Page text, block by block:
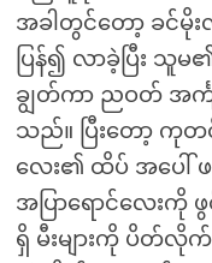
အခါတွင်တော့ ခင်
ပြန်၍ လာခဲ့ပြီး သူ
ချွတ်ကာ ညဝတ် အ
သည်။ ပြီးတော့ ကုတ
လေး၏ ထိပ် အပေါ်
အပြာရောင်လေးကို
ရှိ မီးများကို ပိတ်